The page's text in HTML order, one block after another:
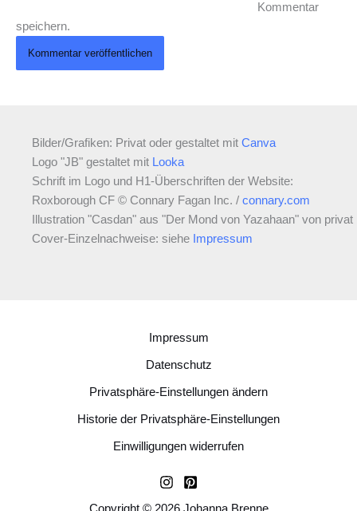
Kommentar
speichern.
Bilder/Grafiken: Privat oder gestaltet mit Canva
Logo "JB" gestaltet mit Looka
Schrift im Logo und H1-Überschriften der Website:
Roxborough CF © Connary Fagan Inc. / connary.com
Illustration "Casdan" aus "Der Mond von Yazahaan" von privat
Cover-Einzelnachweise: siehe Impressum
Impressum
Datenschutz
Privatsphäre-Einstellungen ändern
Historie der Privatsphäre-Einstellungen
Einwilligungen widerrufen